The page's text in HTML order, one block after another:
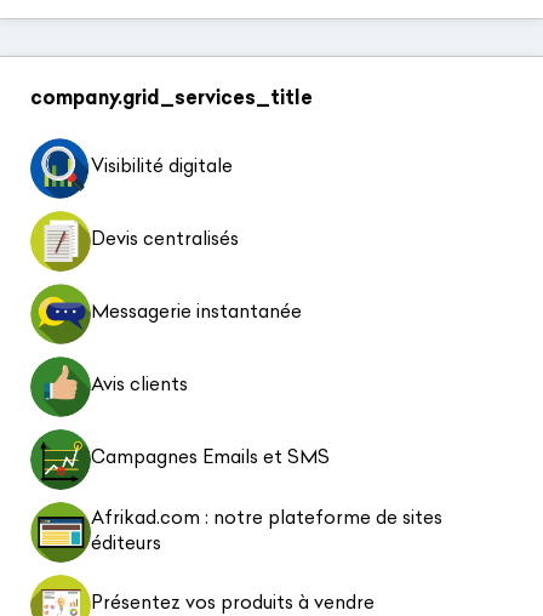
company.grid_services_title
Visibilité digitale
Devis centralisés
Messagerie instantanée
Avis clients
Campagnes Emails et SMS
Afrikad.com : notre plateforme de sites
éditeurs
Présentez vos produits à vendre